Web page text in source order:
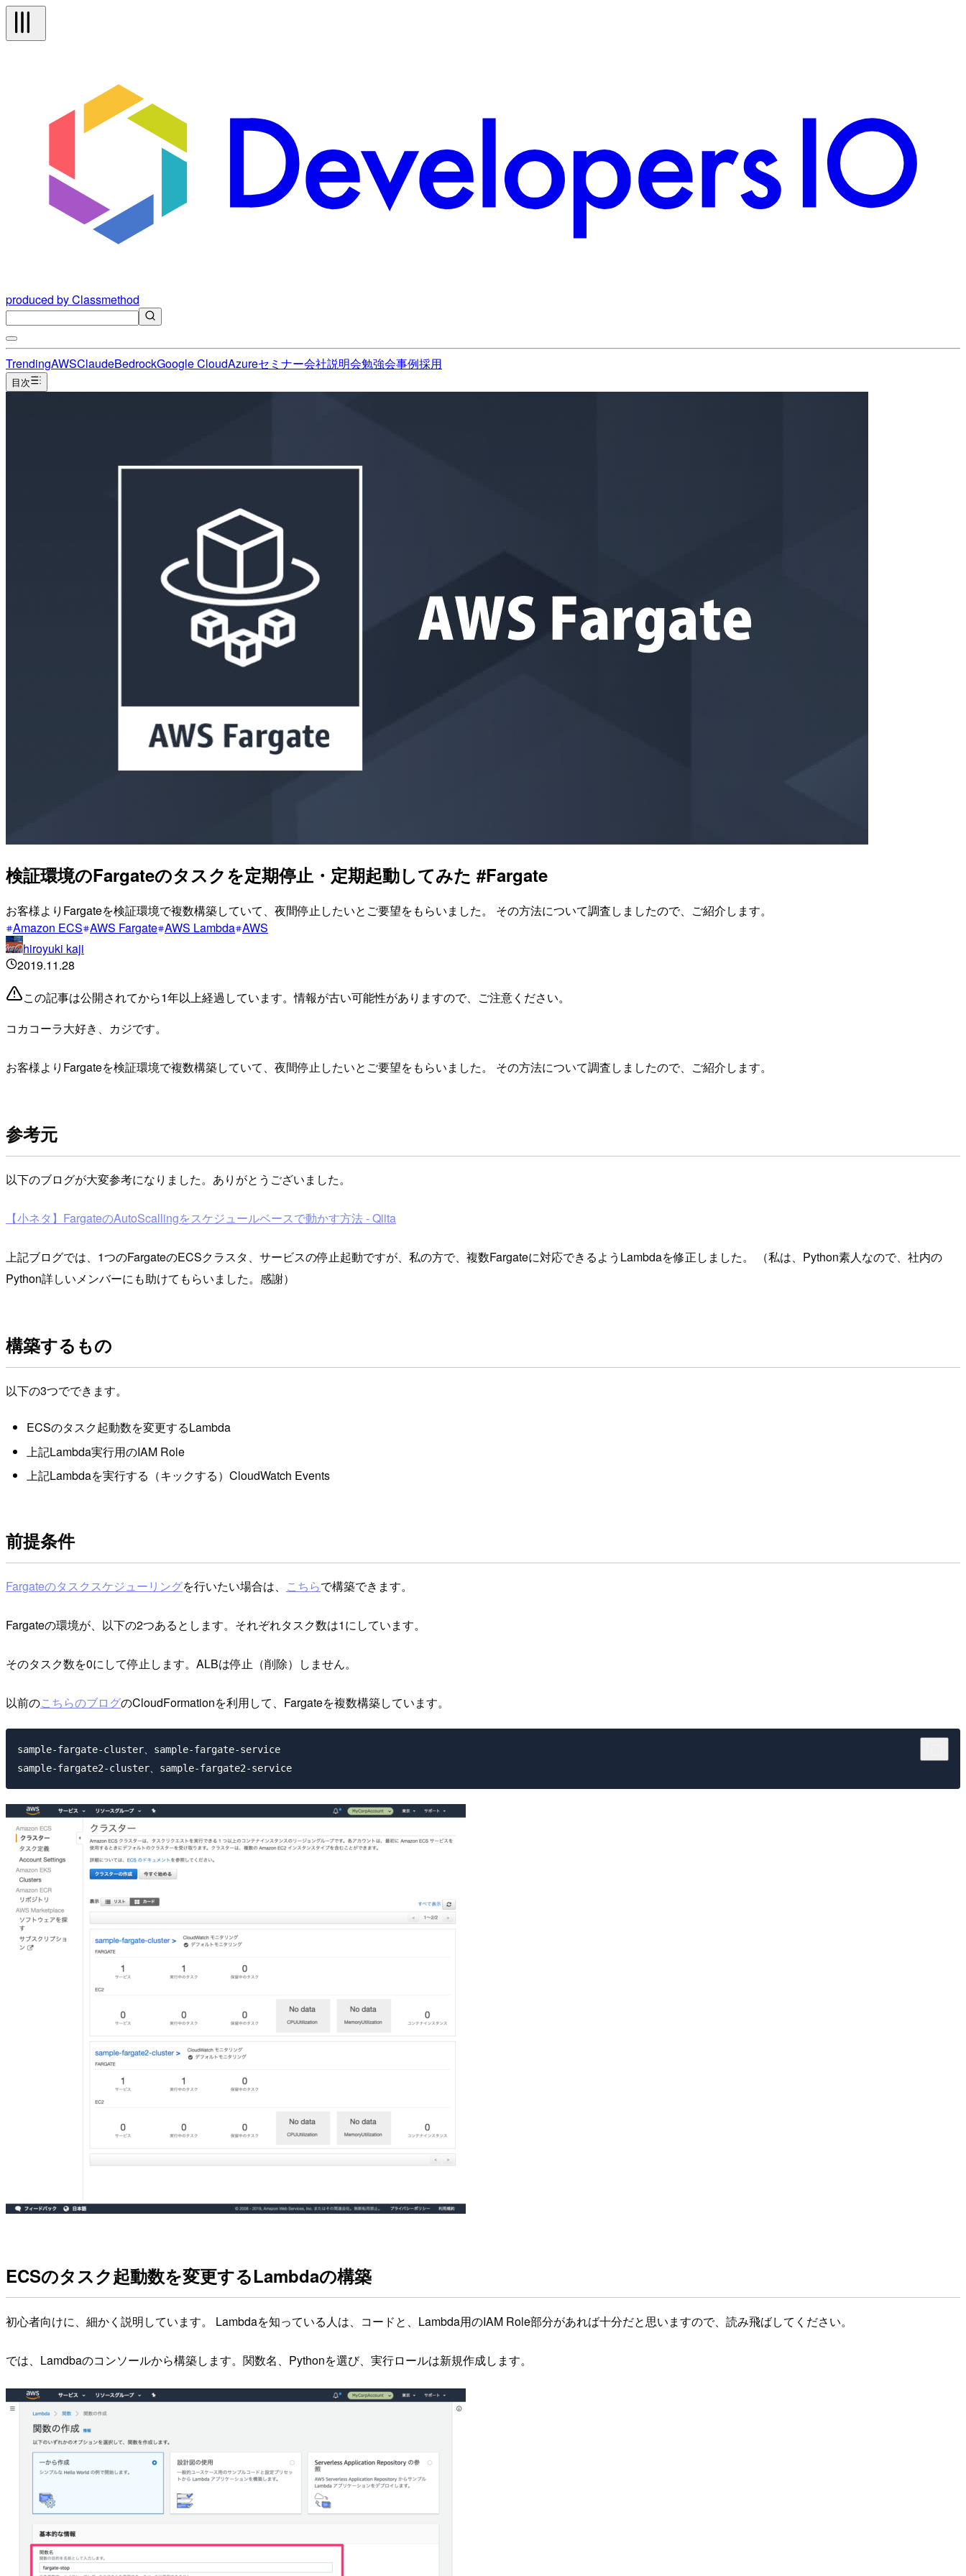
produced by Classmethod
TrendingAWSClaudeBedrockGoogle CloudAzureセミナー会社説明会勉強会事例採用
目次
検証環境のFargateのタスクを定期停止・定期起動してみた #Fargate
お客様よりFargateを検証環境で複数構築していて、夜間停止したいとご要望をもらいました。 その方法について調査しましたので、ご紹介します。
Amazon ECS AWS Fargate AWS Lambda AWS
hiroyuki kaji
2019.11.28
この記事は公開されてから1年以上経過しています。情報が古い可能性がありますので、ご注意ください。
コカコーラ大好き、カジです。
お客様よりFargateを検証環境で複数構築していて、夜間停止したいとご要望をもらいました。 その方法について調査しましたので、ご紹介します。
参考元
以下のブログが大変参考になりました。ありがとうございました。
【小ネタ】FargateのAutoScallingをスケジュールベースで動かす方法 - Qiita
上記ブログでは、1つのFargateのECSクラスタ、サービスの停止起動ですが、私の方で、複数Fargateに対応できるようLambdaを修正しました。 （私は、Python素人なので、社内の
Python詳しいメンバーにも助けてもらいました。感謝）
構築するもの
以下の3つでできます。
ECSのタスク起動数を変更するLambda
上記Lambda実行用のIAM Role
上記Lambdaを実行する（キックする）CloudWatch Events
前提条件
Fargateのタスクスケジューリングを行いたい場合は、 こちらで構築できます。
Fargateの環境が、以下の2つあるとします。それぞれタスク数は1にしています。
そのタスク数を0にして停止します。ALBは停止（削除）しません。
以前のこちらのブログのCloudFormationを利用して、Fargateを複数構築しています。
sample-fargate-cluster、sample-fargate-service
ECSのタスク起動数を変更するLambdaの構築
初心者向けに、細かく説明しています。 Lambdaを知っている人は、コードと、Lambda用のIAM Role部分があれば十分だと思いますので、読み飛ばしてください。
では、Lamdbaのコンソールから構築します。関数名、Pythonを選び、実行ロールは新規作成します。